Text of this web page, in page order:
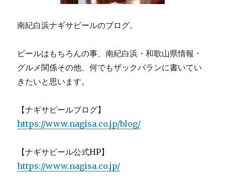
南紀白浜ナギサビールのブログ。
ビールはもちろんの事、南紀白浜・和歌山県情報・
グルメ関係その他、何でもザックバランに書いてい
きたいと思います。
【ナギサビールブログ】
https://www.nagisa.co.jp/blog/
【ナギサビール公式HP】
https://www.nagisa.co.jp/